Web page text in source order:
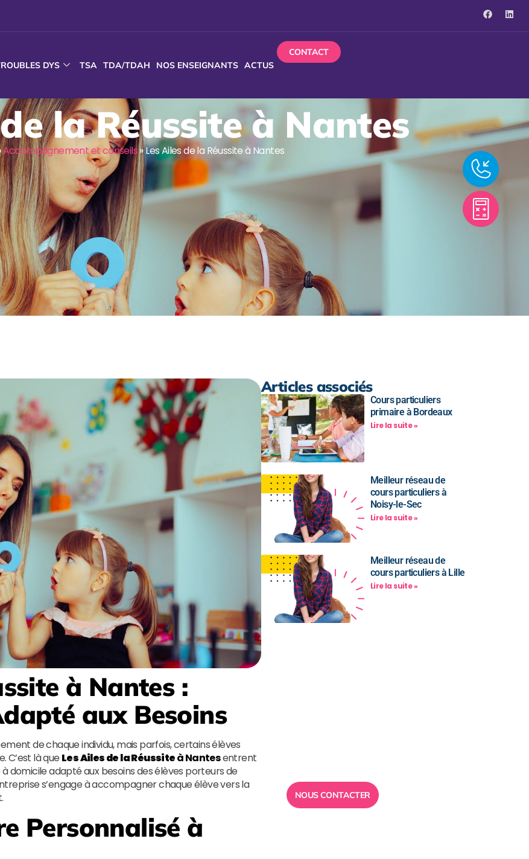
DYS TSA TDA/TDAH NOS ENSEIGNANTS ACTUS
CONTACT
la Réussite à Nantes
Accompagnement et conseils»Les Ailes de la Réussite à Nantes
à Nantes:
aux Besoins
de chaque individu, mais parfois, certains élèves
C’est là que Les Ailes de la Réussiteà Nantesentrent
domicile adapté aux besoins des élèves porteurs de
s’engage à accompagner chaque élève vers la
Personnalisé à
Articles associés
Cours particuliers
primaire à Bordeaux
Lire la suite »
Meilleur réseau de
cours particuliers à
Noisy-le-Sec
Lire la suite »
Meilleur réseau de
cours particuliers à Lille
Lire la suite »
NOUS CONTACTER